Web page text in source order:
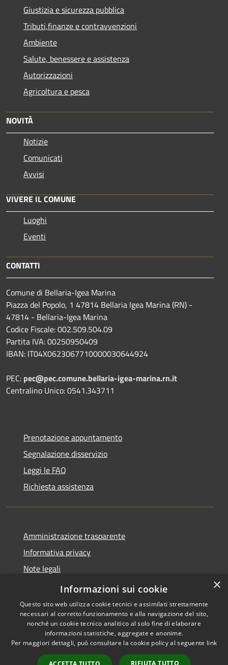
Giustizia e sicurezza pubblica
Tributi,finanze e contravvenzioni
Ambiente
Salute, benessere e assistenza
Autorizzazioni
Agricoltura e pesca
NOVITÀ
Notizie
Comunicati
Avvisi
VIVERE IL COMUNE
Luoghi
Eventi
CONTATTI
Comune di Bellaria-Igea Marina
Piazza del Popolo, 1 47814 Bellaria Igea Marina (RN) -
47814 - Bellaria-Igea Marina
Codice Fiscale: 002.509.504.09
Partita IVA: 00250950409
IBAN: IT04X0623067710000030644924
PEC: pec@pec.comune.bellaria-igea-marina.rn.it
Centralino Unico: 0541.343711
Prenotazione appuntamento
Segnalazione disservizio
Leggi le FAQ
Richiesta assistenza
Amministrazione trasparente
Informativa privacy
Note legali
Dichiarazione di accessibilità
Accessibilità
Copyright © 2026 • Comune di
Bellaria Igea Marina • Powered
byMunicipium Accesso
×
Informazioni sui cookie
Questo sito web utilizza cookie tecnici e assimilati strettamente
necessari al corretto funzionamento e alla navigazione del sito,
nonché un cookie tecnico analitico al solo fine di elaborare
informazioni statistiche, aggregate e anonime.
Per maggiori dettagli, può consultare la cookie policy al seguente link
RIFIUTA TUTTO